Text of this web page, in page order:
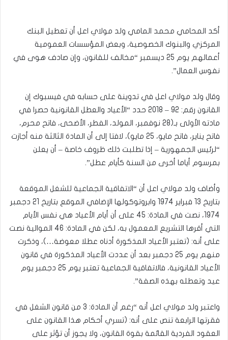
أكد المحامي محمد المامي ولد مولاي اعل أن تعطيل البنك
المركزي والبنوك الخصوصية، وبعض المؤسسات العمومية
أعمالهم يوم 25 ديسمبر “مخالف للقانون، وإن صادف هوى في
نفوس العمال”.
وقال ولد مولاي اعل في تدوينة على حسابه في فيسبوك إن
القانون رقم: 92 – 2018 حدد “الأعياد والعطل القانونية حصرا في
مادته الأولى بـ(28 نوفمبر، المولد، الفطر، الأضحى، فاتح محرم،
فاتح يناير، فاتح مايو، 25 مايو)، لافتا إلى أن المادة الثالثة منه أجازت
“لرئيس الجمهورية – إذا تطلبت ذلك ظروف خاصة – أن يعلن
بمرسوم أياما أخرى من السنة كأيام عطل”.
وأضاف ولد مولاي اعل أن “الاتفاقية الجماعية للشغل الموقعة
بتاريخ 13 فبراير 1974 وابروتوكولها الإضافي الموقع بتاريخ 21 دجمبر
1974، نصت في المادة: 45 على أن أيام الأعياد هي نفس الأيام
التي أقرها التشريع المعمول به، لكن في المادة: 46 الموالية نصت
على أنه: (تعتبر الأعياد المذكورة أدناه عطلا معوضة…)، وذكرت
منهم يوم 25 دجمبر بعد أن عددت الأعياد المذكورة في قانون
الأعياد القانونية، فالاتفاقية الجماعية تعتبر يوم 25 دجمبر يوم
عيد وتعطله بهذه الصفة”.
واعتبر ولد مولاي اعل أنه “رغم أن المادة: 3 من قانون الشغل في
فقرتها الرابعة تنص على أنه: (تسري أحكام هذا القانون على
العقود الفردية القائمة بقوة القانون، ولا يجوز أن تؤثر على